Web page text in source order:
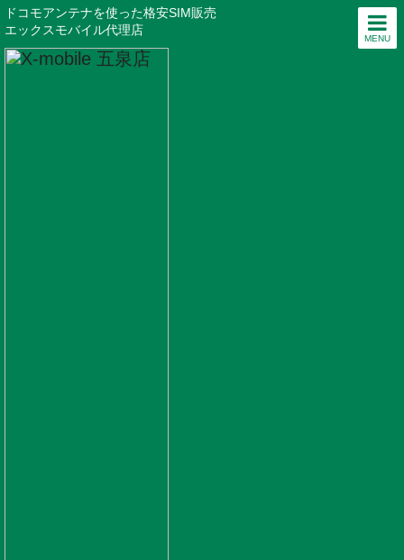
MENU
ドコモアンテナを使った格安SIM販売
エックスモバイル代理店